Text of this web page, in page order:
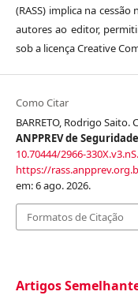
(RASS) implica na
autores ao editor,
sob a licença Creative
Como Citar
BARRETO, Rodrigo
ANPPREV de
10.70444/2966-
https://
em: 6 ago. 2026.
Formatos de Citação
Artigos